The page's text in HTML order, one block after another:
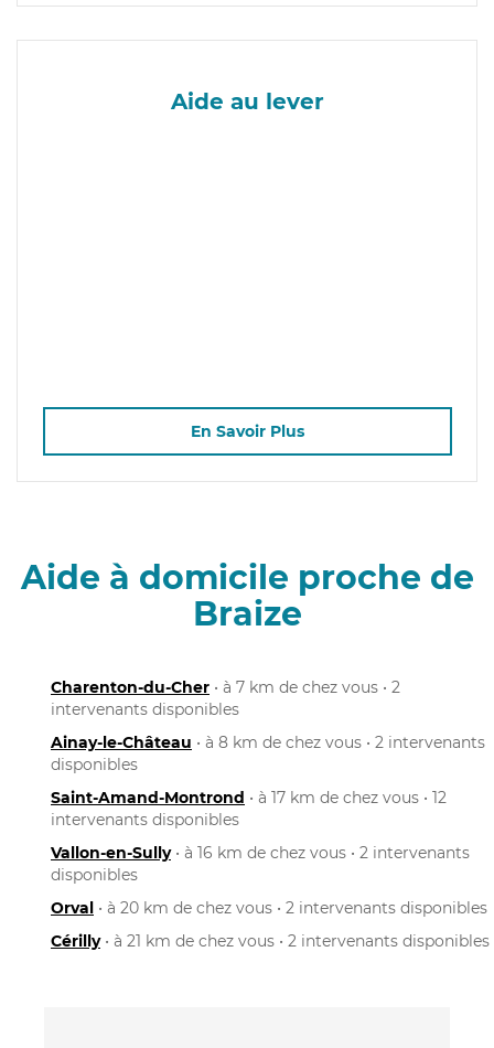
Aide au lever
En Savoir Plus
Aide à domicile proche de
Braize
Charenton-du-Cher • à 7 km de chez vous • 2
intervenants disponibles
Ainay-le-Château • à 8 km de chez vous • 2 intervenants
disponibles
Saint-Amand-Montrond • à 17 km de chez vous • 12
intervenants disponibles
Vallon-en-Sully• à 16 km de chez vous • 2 intervenants
disponibles
Orval • à 20 km de chez vous • 2 intervenants disponibles
Cérilly• à 21 km de chez vous • 2 intervenants disponibles